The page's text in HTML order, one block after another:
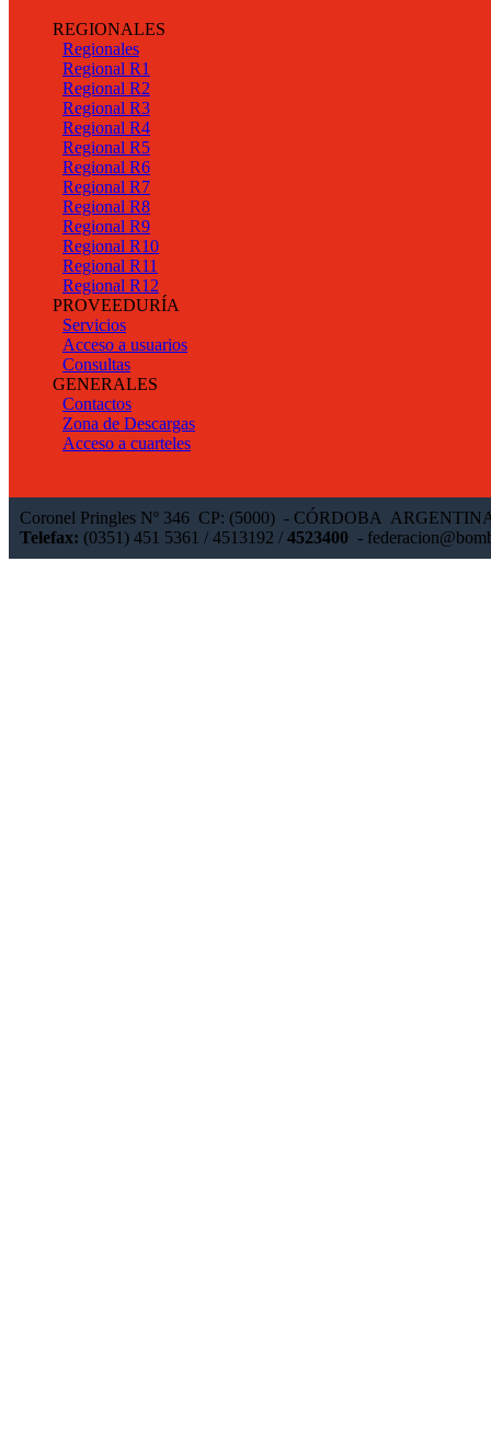
REGIONALES
Regionales
Regional R1
Regional R2
Regional R3
Regional R4
Regional R5
Regional R6
Regional R7
Regional R8
Regional R9
Regional R10
Regional R11
Regional R12
PROVEEDURÍA
Servicios
Acceso a usuarios
Consultas
GENERALES
Contactos
Zona de Descargas
Acceso a cuarteles
Coronel Pringles Nº 346 CP: (5000) - CÓRDOBA
Telefax: (0351) 451 5361 / 4513192 / 4523400 -